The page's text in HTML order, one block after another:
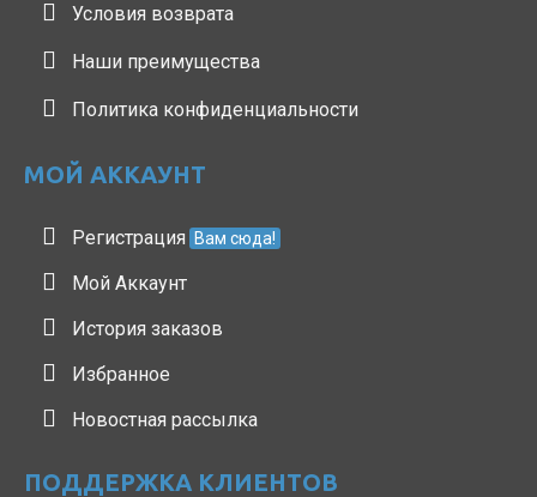
Условия возврата
Наши преимущества
Политика конфиденциальности
МОЙ АККАУНТ
Регистрация Вам сюда!
Мой Аккаунт
История заказов
Избранное
Новостная рассылка
ПОДДЕРЖКА КЛИЕНТОВ